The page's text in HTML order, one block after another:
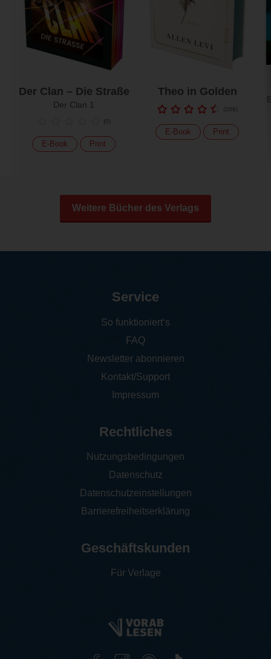
Der Clan – Die Straße
Der Clan 1
(0
E-Book Print
Theo in Golden
(206
E-Book Print
Weitere Bücher des Verlags
Service
So funktioniert‘s
FAQ
Newsletter abonnieren
Kontakt/Support
Impressum
Rechtliches
Nutzungsbedingungen
Datenschutz
Datenschutzeinstellungen
Barrierefreiheitserklärung
Geschäftskunden
Für Verlage